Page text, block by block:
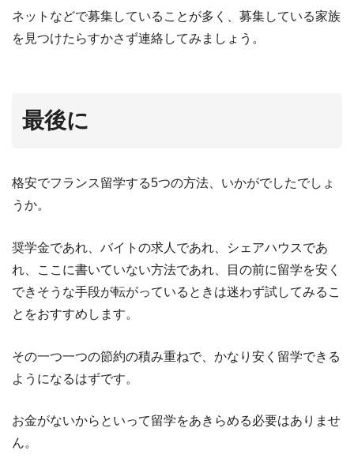
ネットなどで募集していることが多く、募集している家族
を見つけたらすかさず連絡してみましょう。
最後に
格安でフランス留学する5つの方法、いかがでしたでしょ
うか。
奨学金であれ、バイトの求人であれ、シェアハウスであ
れ、ここに書いていない方法であれ、目の前に留学を安く
できそうな手段が転がっているときは迷わず試してみるこ
とをおすすめします。
その一つ一つの節約の積み重ねで、かなり安く留学できる
ようになるはずです。
お金がないからといって留学をあきらめる必要はありませ
ん。